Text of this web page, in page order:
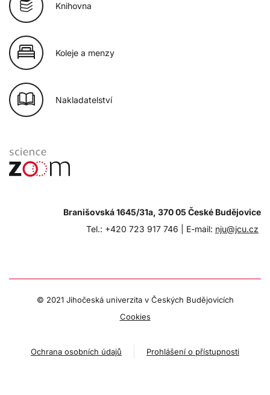
Knihovna
Koleje a menzy
Nakladatelství
Branišovská 1645/31a, 370 05 České Budějovice
Tel.: +420 723 917 746 | E-mail: nju@jcu.cz
© 2021 Jihočeská univerzita v Českých Budějovicích
Cookies
Ochrana osobních údajů Prohlášení o přístupnosti